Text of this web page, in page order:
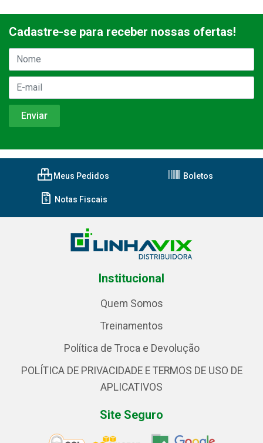
Cadastre-se para receber nossas ofertas!
Meus Pedidos Boletos
Notas Fiscais
Institucional
Quem Somos
Treinamentos
Política de Troca e Devolução
POLÍTICA DE PRIVACIDADE E TERMOS DE USO DE
APLICATIVOS
Site Seguro